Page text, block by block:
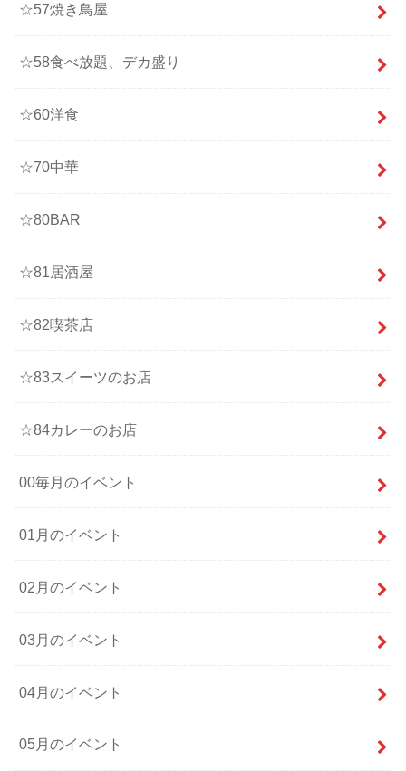
☆57焼き鳥屋
☆58食べ放題、デカ盛り
☆60洋食
☆70中華
☆80BAR
☆81居酒屋
☆82喫茶店
☆83スイーツのお店
☆84カレーのお店
00毎月のイベント
01月のイベント
02月のイベント
03月のイベント
04月のイベント
05月のイベント